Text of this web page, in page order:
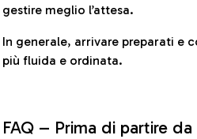
gestire meglio l’attesa.
In generale, arrivare preparati e
più fluida e ordinata.
FAQ – Prima di partire